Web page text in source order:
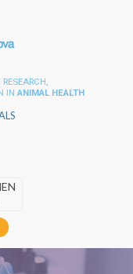
IN ANIMAL HEALTH
EN